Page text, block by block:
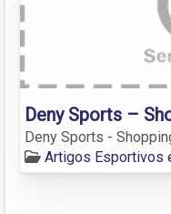
Deny Sports –
Deny Sports -
Artigos Esportivos